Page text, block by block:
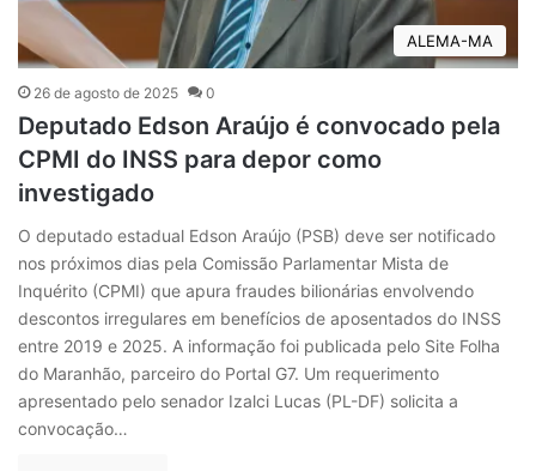
ALEMA-MA
26 de agosto de 2025 0
Deputado Edson Araújo é convocado pela
CPMI do INSS para depor como
investigado
O deputado estadual Edson Araújo (PSB) deve ser notificado
nos próximos dias pela Comissão Parlamentar Mista de
Inquérito (CPMI) que apura fraudes bilionárias envolvendo
descontos irregulares em benefícios de aposentados do INSS
entre 2019 e 2025. A informação foi publicada pelo Site Folha
do Maranhão, parceiro do Portal G7. Um requerimento
apresentado pelo senador Izalci Lucas (PL-DF) solicita a
convocação…